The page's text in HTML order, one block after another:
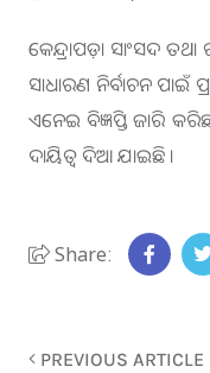
କେନ୍ଦ୍ରାପଡ଼ା ସାଂସଦ
ସାଧାରଣ ନିର୍ବାଚନ ପାଇଁ
ଏନେଇ ବିଜ୍ଞପ୍ତି ଜାରି
ଦାୟିତ୍ବ ଦିଆ ଯାଇଛି ।
Share:
PREVIOUS ARTICLE